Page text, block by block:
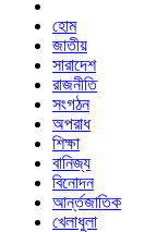
হোম
জাতীয়
সারাদেশ
রাজনীতি
সংগঠন
অপরাধ
শিক্ষা
বানিজ্য
বিনোদন
আর্ন্তজাতিক
খেলাধুলা